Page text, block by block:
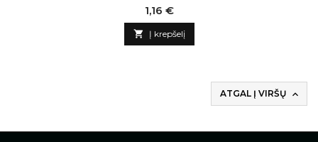
Kaina
1,16 €
 Į krepšelį
ATGAL Į VIRŠŲ 